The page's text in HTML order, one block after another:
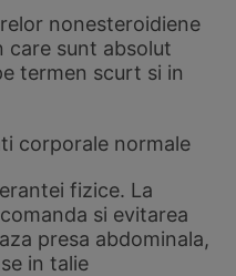
nonesteroidiene
care sunt absolut
termen scurt si in
corporale normale
fizice. La
si evitarea
presa abdominala,
in talie